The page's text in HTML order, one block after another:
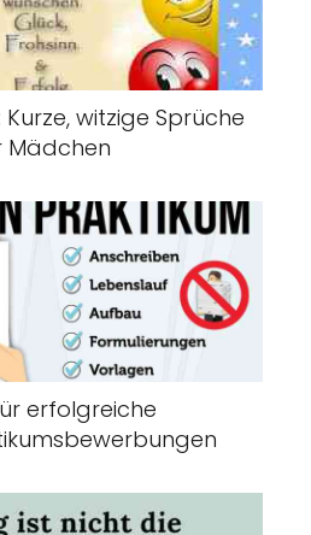
witzige Sprüche
Mädchen
erfolgreiche